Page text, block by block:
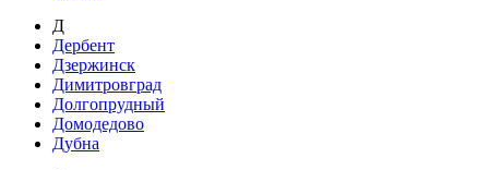
Д
Дербент
Дзержинск
Димитровград
Долгопрудный
Домодедово
Дубна